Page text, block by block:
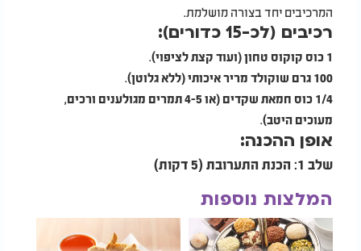
המרכיבים יחד בצורה מושלמת.
רכיבים (לכ-15 כדורים):
1 כוס קוקוס טחון (ועוד קצת לציפוי) .
100 גרם שוקולד מריר איכותי (ללא גלוטן) .
1/4 כוס חמאת שקדים (או 4-5 תמרים מגולענים ורכים,
מעוכים היטב).
אופן ההכנה:
שלב 1: הכנת התערובת (5 דקות)
המלצות נוספות